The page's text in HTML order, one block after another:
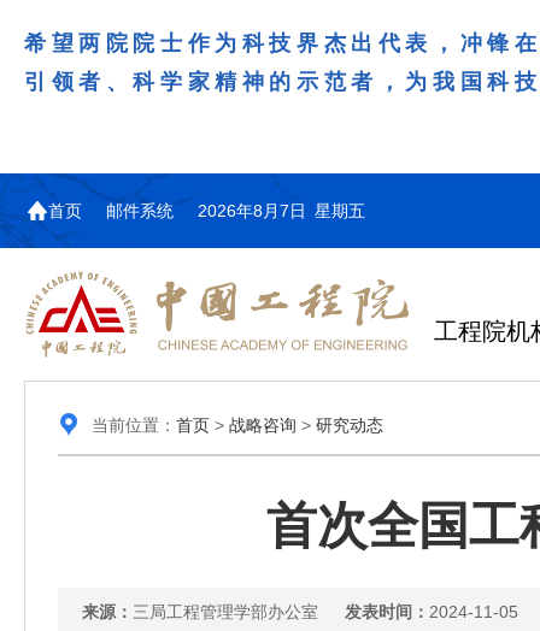
希望两院院士作为科技界杰出代表，冲锋
引领者、科学家精神的示范者，为我国科
首页 邮件系统 2026年8月7日 星期五
工程院机
当前位置： 首页> 战略咨询 > 研究动态
首次全国工
来源： 三局工程管理学部办公室 发表时间： 2024-11-05